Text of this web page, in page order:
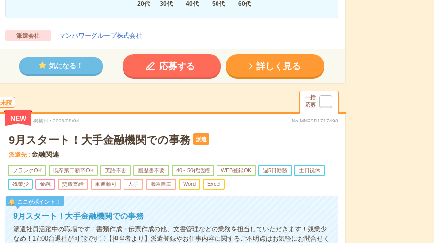
20代
30代 40代 50代 60代
派遣会社 マンパワーグループ株式会社
気になる！ 応募する 詳しく見る
未読
一括
応募
NEW 掲載日 2026/08/04 No.MNPSD1717498
9月スタート！大手金融機関での事務 派遣
派遣先 金融関連
ブランクOK 既卒第二新卒OK 英語不要 履歴書不要 40～50代活躍 WEB登録OK 週5日勤務 土日祝休
残業少 金融 交費支給 車通勤可 大手 服装自由 Word Excel
ここがポイント！
9月スタート！大手金融機関での事務
派遣社員活躍中の職場です！書類作成・伝票作成の他、文書管理などの業務を担当していただきます！残業少
なめ！17:00台退社が可能です〇【担当者より】派遣登録やお仕事内容に関するご不明点はお気軽にお問合せく